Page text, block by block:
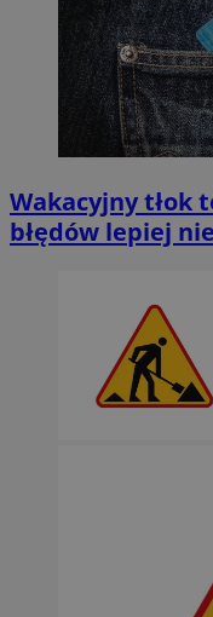
Wakacyjny tłok
błędów lepiej